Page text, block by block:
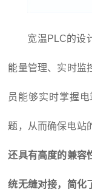
宽温PLC的设
能量管理、实时监
员能够实时掌握
题，从而确保电站
还具有高度的兼容
统无缝对接，简化